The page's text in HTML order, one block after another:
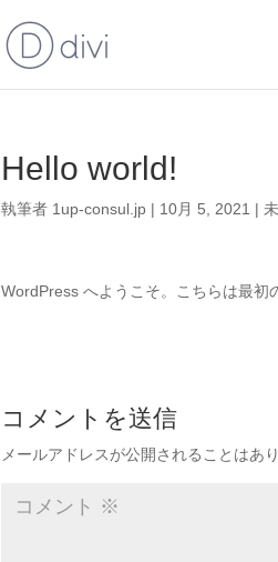
Hello world!
執筆者 1up-consul.jp | 10月 5, 2021 |
WordPress へようこそ。こちらは最初
コメントを送信
メールアドレスが公開されることはあ